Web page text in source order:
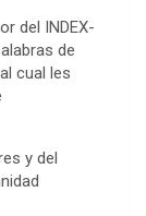
del INDEX-
de
cual les
y del